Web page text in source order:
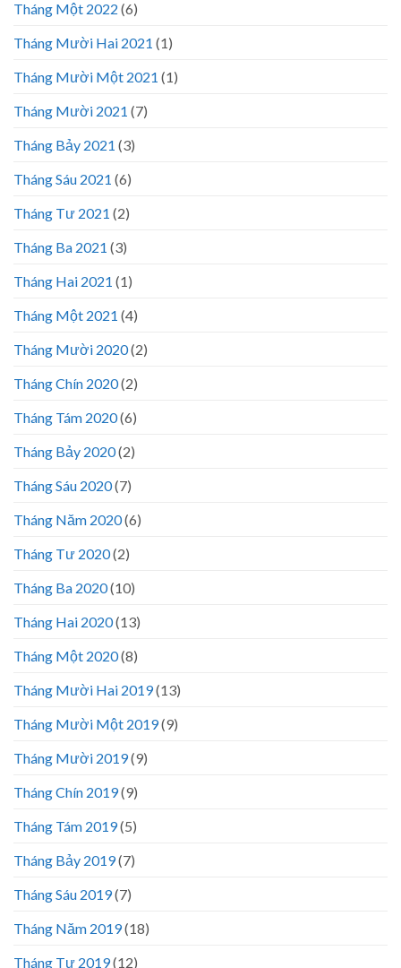
Tháng Một 2022 (6)
Tháng Mười Hai 2021 (1)
Tháng Mười Một 2021 (1)
Tháng Mười 2021 (7)
Tháng Bảy 2021 (3)
Tháng Sáu 2021 (6)
Tháng Tư 2021 (2)
Tháng Ba 2021 (3)
Tháng Hai 2021 (1)
Tháng Một 2021 (4)
Tháng Mười 2020(2)
Tháng Chín 2020(2)
Tháng Tám 2020(6)
Tháng Bảy 2020(2)
Tháng Sáu 2020(7)
Tháng Năm 2020(6)
Tháng Tư 2020(2)
Tháng Ba 2020(10)
Tháng Hai 2020(13)
Tháng Một 2020(8)
Tháng Mười Hai 2019(13)
Tháng Mười Một 2019(9)
Tháng Mười 2019(9)
Tháng Chín 2019(9)
Tháng Tám 2019(5)
Tháng Bảy 2019(7)
Tháng Sáu 2019(7)
Tháng Năm 2019(18)
Tháng Tư 2019(12)